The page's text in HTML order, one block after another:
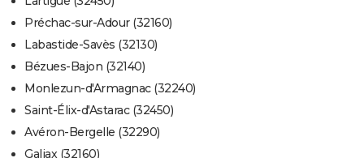
Préchac-sur-Adour (32160)
Labastide-Savès (32130)
Bézues-Bajon (32140)
Monlezun-d'Armagnac (32240)
Saint-Élix-d'Astarac (32450)
Avéron-Bergelle (32290)
Galiax (32160)